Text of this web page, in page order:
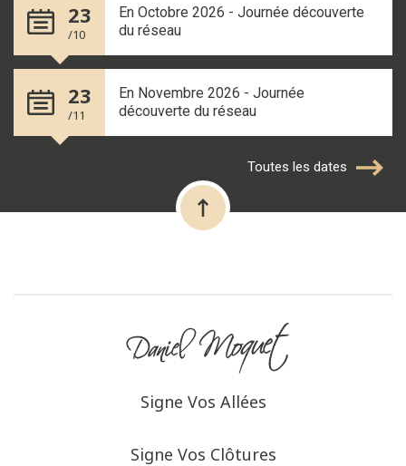
23
/10
En Octobre 2026 - Journée découverte
du réseau
23
/11
En Novembre 2026 - Journée
découverte du réseau
Toutes les dates
Signe Vos Allées
Signe Vos Clôtures